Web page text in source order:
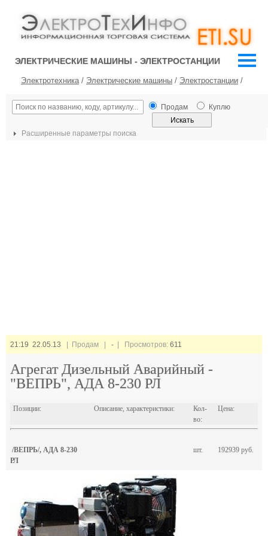
ЭЛЕКТРИЧЕСКИЕ МАШИНЫ - ЭЛЕКТРОСТАНЦИИ
Электротехника/ Электрические машины / Электростанции /
Продам Куплю
Расширенные параметры поиска
21:19 22.05.13 | Продам | - | Просмотров: 611
Агрегат Дизельный Аварийный -
"ВЕПРЬ", АДА 8-230 РЛ
Позиции: Описание, характеристики:
Кол-
во:
Цена:
/ВЕПРЬ/, АДА 8-230
РЛ
шт. 192939 руб.